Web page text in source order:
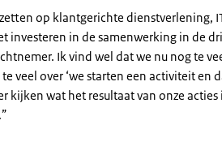
op klantgerichte dienstverlening,
investeren in de samenwerking in de
Ik vind wel dat we nu nog te
veel over ‘we starten een activiteit en
kijken wat het resultaat van onze acties